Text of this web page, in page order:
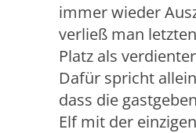
immer wieder
verließ man
Platz als
Dafür spricht
dass die
Elf mit der einzigen